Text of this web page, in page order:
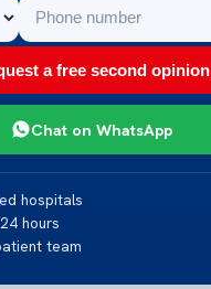
a free second opinion
Chat on WhatsApp
hospitals
hours
team